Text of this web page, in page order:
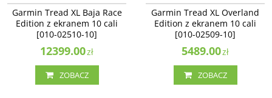
NOWOŚĆ
Garmin Tread XL Baja Race Edition
z ekranem 10 cali [010-02510-10]
Dostępność: Produkt
sprowadzany na zamówienie
Garmin Tread XL Baja Race
Edition z ekranem 10 cali
[010-02510-10]
12399.00zł
ZOBACZ
Garmin Tread XL Overland Edition
z ekranem 10 cali [010-02509-10]
Dostępność: Zakończono
produkcję. Produkt niedostępny.
Garmin Tread XL Overland
Edition z ekranem 10 cali
[010-02509-10]
5489.00zł
ZOBACZ